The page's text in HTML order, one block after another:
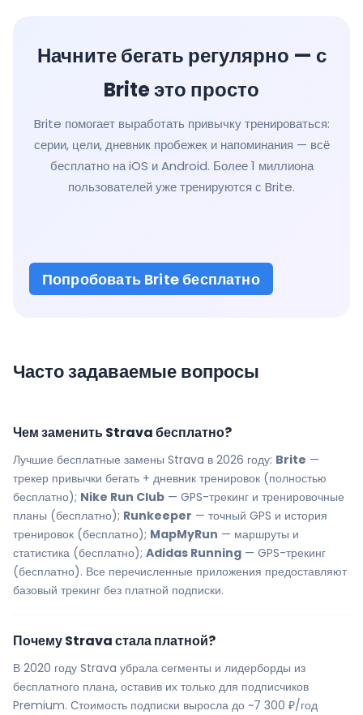
Начните бегать регулярно — с
Brite это просто
Brite помогает выработать привычку тренироваться:
серии, цели, дневник пробежек и напоминания — всё
бесплатно на iOS и Android. Более 1 миллиона
пользователей уже тренируются с Brite.
Попробовать Brite бесплатно
Часто задаваемые вопросы
Чем заменить Strava бесплатно?
Лучшие бесплатные замены Strava в 2026 году: Brite —
трекер привычки бегать + дневник тренировок (полностью
бесплатно); Nike Run Club — GPS-трекинг и тренировочные
планы (бесплатно); Runkeeper — точный GPS и история
тренировок (бесплатно); MapMyRun — маршруты и
статистика (бесплатно); Adidas Running — GPS-трекинг
(бесплатно). Все перечисленные приложения предоставляют
базовый трекинг без платной подписки.
Почему Strava стала платной?
В 2020 году Strava убрала сегменты и лидерборды из
бесплатного плана, оставив их только для подписчиков
Premium. Стоимость подписки выросла до ~7 300 ₽/год